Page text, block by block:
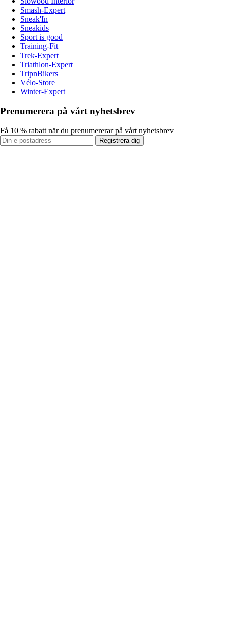
Smash-Expert
Sneak'In
Sneakids
Sport is good
Training-Fit
Trek-Expert
Triathlon-Expert
TripnBikers
Vélo-Store
Winter-Expert
Prenumerera på vårt nyhetsbrev
Få 10 % rabatt när du prenumererar på vårt nyhetsbrev
Registrera dig